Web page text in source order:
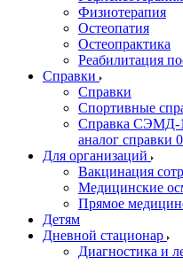
Физиотерапия
Остеопатия
Остеопрактика
Реабилитация
Справки
Справки
Спортивные
Справка
аналог справки
Для организаций
Вакцинация
Медицинские
Прямое
Детям
Дневной стационар
Диагностика и